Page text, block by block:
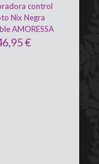
control
Nix Negra
AMORESSA
€